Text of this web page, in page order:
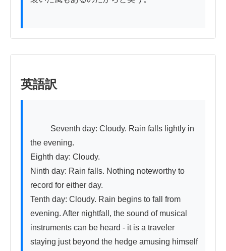
英語訳
the evening.
Eighth day: Cloudy.
Ninth day: Rain falls. Nothing noteworthy to
record for either day.
Tenth day: Cloudy. Rain begins to fall from
evening. After nightfall, the sound of musical
instruments can be heard - it is a traveler
staying just beyond the hedge amusing himself